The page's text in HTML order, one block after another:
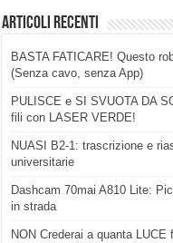
Articoli Recenti
BASTA FATICARE! Questo
(Senza cavo, senza App)
PULISCE e SI SVUOTA DA
fili con LASER VERDE!
NUASI B2-1: trascrizione e
universitarie
Dashcam 70mai A810 Lite:
in strada
NON Crederai a quanta